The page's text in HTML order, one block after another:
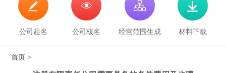

公司起名

公司核名

经营范围生成

材料下载
首页 >